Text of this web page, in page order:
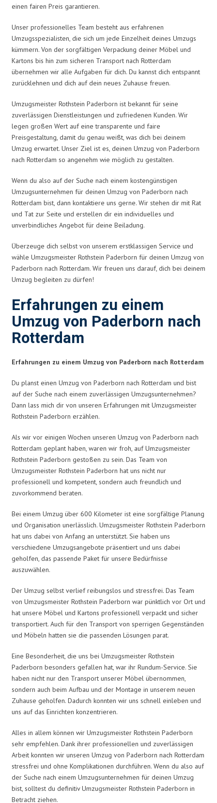
einen fairen Preis garantieren.
Unser professionelles Team besteht aus erfahrenen
Umzugsspezialisten, die sich um jede Einzelheit deines Umzugs
kümmern. Von der sorgfältigen Verpackung deiner Möbel und
Kartons bis hin zum sicheren Transport nach Rotterdam
übernehmen wir alle Aufgaben für dich. Du kannst dich entspannt
zurücklehnen und dich auf dein neues Zuhause freuen.
Umzugsmeister Rothstein Paderborn ist bekannt für seine
zuverlässigen Dienstleistungen und zufriedenen Kunden. Wir
legen großen Wert auf eine transparente und faire
Preisgestaltung, damit du genau weißt, was dich bei deinem
Umzug erwartet. Unser Ziel ist es, deinen Umzug von Paderborn
nach Rotterdam so angenehm wie möglich zu gestalten.
Wenn du also auf der Suche nach einem kostengünstigen
Umzugsunternehmen für deinen Umzug von Paderborn nach
Rotterdam bist, dann kontaktiere uns gerne. Wir stehen dir mit Rat
und Tat zur Seite und erstellen dir ein individuelles und
unverbindliches Angebot für deine Beiladung.
Überzeuge dich selbst von unserem erstklassigen Service und
wähle Umzugsmeister Rothstein Paderborn für deinen Umzug von
Paderborn nach Rotterdam. Wir freuen uns darauf, dich bei deinem
Umzug begleiten zu dürfen!
Erfahrungen zu einem
Umzug von Paderborn nach
Rotterdam
Erfahrungen zu einem Umzug von Paderborn nach Rotterdam
Du planst einen Umzug von Paderborn nach Rotterdam und bist
auf der Suche nach einem zuverlässigen Umzugsunternehmen?
Dann lass mich dir von unseren Erfahrungen mit Umzugsmeister
Rothstein Paderborn erzählen.
Als wir vor einigen Wochen unseren Umzug von Paderborn nach
Rotterdam geplant haben, waren wir froh, auf Umzugsmeister
Rothstein Paderborn gestoßen zu sein. Das Team von
Umzugsmeister Rothstein Paderborn hat uns nicht nur
professionell und kompetent, sondern auch freundlich und
zuvorkommend beraten.
Bei einem Umzug über 600 Kilometer ist eine sorgfältige Planung
und Organisation unerlässlich. Umzugsmeister Rothstein Paderborn
hat uns dabei von Anfang an unterstützt. Sie haben uns
verschiedene Umzugsangebote präsentiert und uns dabei
geholfen, das passende Paket für unsere Bedürfnisse
auszuwählen.
Der Umzug selbst verlief reibungslos und stressfrei. Das Team
von Umzugsmeister Rothstein Paderborn war pünktlich vor Ort und
hat unsere Möbel und Kartons professionell verpackt und sicher
transportiert. Auch für den Transport von sperrigen Gegenständen
und Möbeln hatten sie die passenden Lösungen parat.
Eine Besonderheit, die uns bei Umzugsmeister Rothstein
Paderborn besonders gefallen hat, war ihr Rundum-Service. Sie
haben nicht nur den Transport unserer Möbel übernommen,
sondern auch beim Aufbau und der Montage in unserem neuen
Zuhause geholfen. Dadurch konnten wir uns schnell einleben und
uns auf das Einrichten konzentrieren.
Alles in allem können wir Umzugsmeister Rothstein Paderborn
sehr empfehlen. Dank ihrer professionellen und zuverlässigen
Arbeit konnten wir unseren Umzug von Paderborn nach Rotterdam
stressfrei und ohne Komplikationen durchführen. Wenn du also auf
der Suche nach einem Umzugsunternehmen für deinen Umzug
bist, solltest du definitiv Umzugsmeister Rothstein Paderborn in
Betracht ziehen.